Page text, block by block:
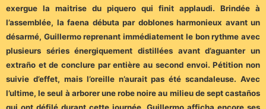
exergue la maitrise du piquero qui finit applaudi. Brindée à
l’assemblée, la faena débuta par doblones harmonieux avant un
désarmé, Guillermo reprenant immédiatement le bon rythme avec
plusieurs séries énergiquement distillées avant d’aguanter un
extraño et de conclure par entière au second envoi. Pétition non
suivie d’effet, mais l’oreille n’aurait pas été scandaleuse. Avec
l’ultime, le seul à arborer une robe noire au milieu de sept castaños